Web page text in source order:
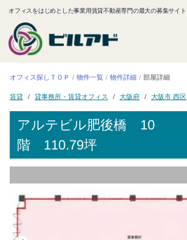
オフィスをはじめとした事業用賃貸不動産専門の最大の募集サイト
オフィス探しＴＯＰ 物件一覧 物件詳細 部屋詳細
賃貸 貸事務所・賃貸オフィス 大阪府 大阪市 西区
アルテビル肥後橋 10
階 110.79坪